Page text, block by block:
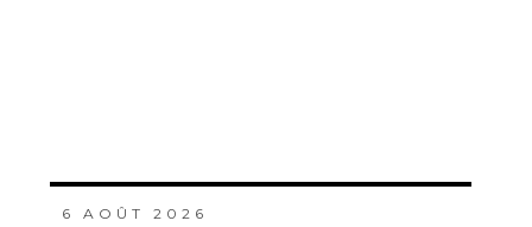
6 AOÛT 2026